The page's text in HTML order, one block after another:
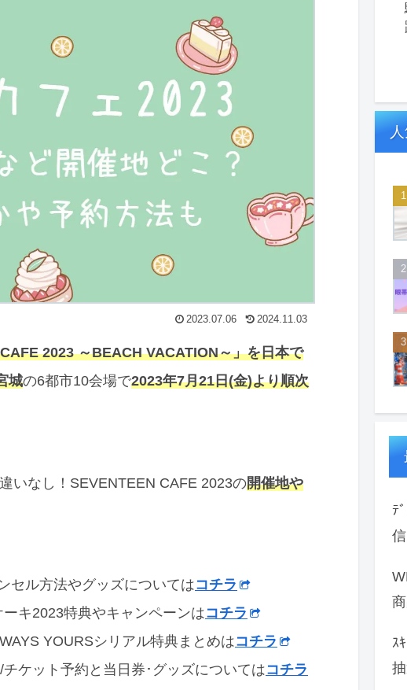
2023.07.06 2024.11.03
2023 ～BEACH VACATION～」を日本で
城の6都市10会場で2023年7月21日(金)より順次
いなし！SEVENTEEN CAFE 2023の開催地や
セル方法やグッズについてはコチラ
キ2023特典やキャンペーンはコチラ
YOURSシリアル特典まとめはコチラ
ケット予約と当日券･グッズについてはコチラ
ﾃ
ｽ